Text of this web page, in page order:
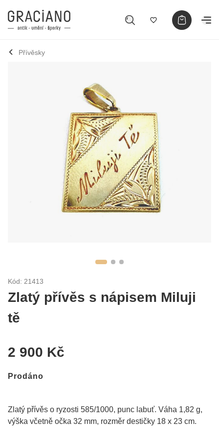
Přívěsky
Kód: 21413
Zlatý přívěs s nápisem Miluji
tě
2 900 Kč
Prodáno
Zlatý přívěs o ryzosti 585/1000, punc labuť. Váha 1,82 g,
výška včetně očka 32 mm, rozměr destičky 18 x 23 cm.